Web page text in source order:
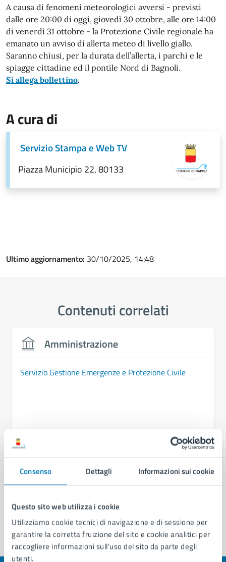
Consenso Dettagli Informazioni sui cookie
Questo sito web utilizza i cookie
Utilizziamo cookie tecnici di navigazione e di sessione per
garantire la corretta fruizione del sito e cookie analitici per
raccogliere informazioni sull'uso del sito da parte degli
utenti.
A causa di fenomeni meteorologici avversi - previsti
dalle ore 20:00 di oggi, giovedì 30 ottobre, alle ore 14:00
di venerdì 31 ottobre - la Protezione Civile regionale ha
emanato un avviso di allerta meteo di livello giallo.
Saranno chiusi, per la durata dell’allerta, i parchi e le
spiagge cittadine ed il pontile Nord di Bagnoli.
Si allega bollettino.
A cura di
Servizio Stampa e Web TV
Piazza Municipio 22, 80133
Ultimo aggiornamento: 30/10/2025, 14:48
Contenuti correlati
Amministrazione
Servizio Gestione Emergenze e Protezione Civile